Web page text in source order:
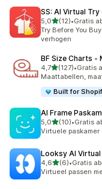
SS: AI Virtual Try
5,0van 5 sterren
(12)
12 recensies in
•Gratis
Try Before You
verhogen
BF Size Charts
4,7van 5 sterren
(127)
127 recensies in
•Gratis
Maattabellen,
Built for
AI Frame
5,0van 5 sterren
(10)
10 recensies in
•Gratis
Virtuele paskamer
Looksy AI Virtual
4,6van 5 sterren
(6)
6 recensies in
•Gratis
Virtueel passen